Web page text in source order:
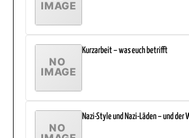
Kurzarbeit – was euch betrifft
Nazi-Style und Nazi-Läden – und der